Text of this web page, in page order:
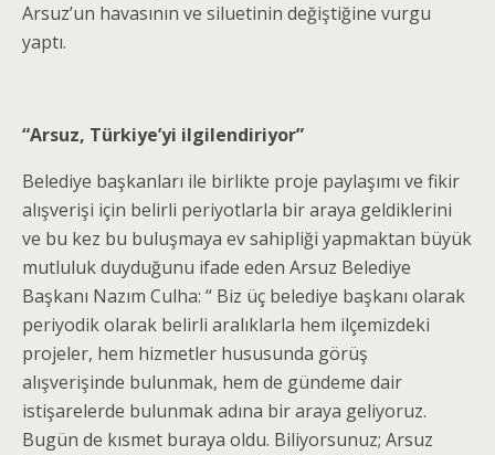
Arsuz’un havasının ve siluetinin değiştiğine vurgu
yaptı.
“Arsuz, Türkiye’yi ilgilendiriyor”
Belediye başkanları ile birlikte proje paylaşımı ve fikir
alışverişi için belirli periyotlarla bir araya geldiklerini
ve bu kez bu buluşmaya ev sahipliği yapmaktan büyük
mutluluk duyduğunu ifade eden Arsuz Belediye
Başkanı Nazım Culha: “ Biz üç belediye başkanı olarak
periyodik olarak belirli aralıklarla hem ilçemizdeki
projeler, hem hizmetler hususunda görüş
alışverişinde bulunmak, hem de gündeme dair
istişarelerde bulunmak adına bir araya geliyoruz.
Bugün de kısmet buraya oldu. Biliyorsunuz; Arsuz